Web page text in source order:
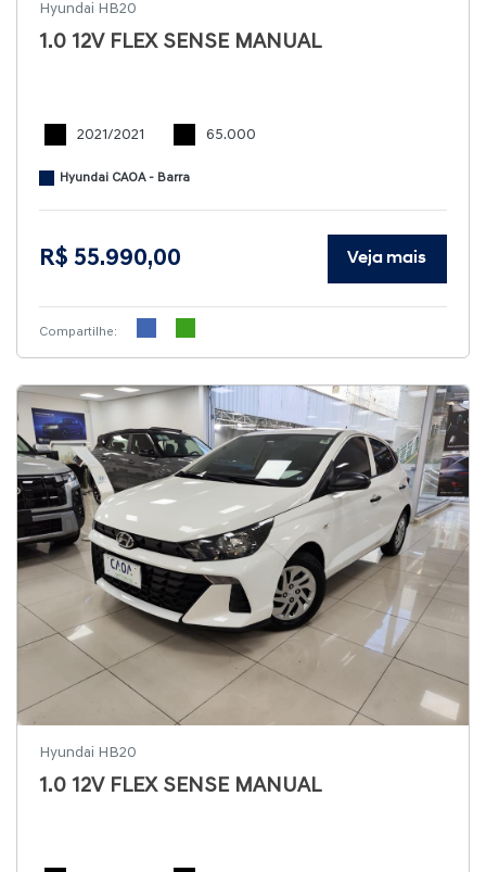
Hyundai HB20
1.0 12V FLEX SENSE MANUAL
2021/2021 65.000
Hyundai CAOA - Barra
R$ 55.990,00 Veja mais
Compartilhe:
Hyundai HB20
1.0 12V FLEX SENSE MANUAL